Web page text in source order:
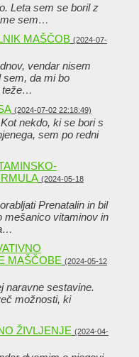
Leta sem se boril z
sem…
MAŠČOB (2024-07-
vendar nisem
sem, da mi bo
teže…
(2024-07-02 22:18:49)
nekdo, ki se bori s
sem po redni
(2024-05-18
Prenatalin in bil
mešanico vitaminov in
MAŠČOBE (2024-05-12
naravne sestavine.
možnosti, ki
ŽIVLJENJE (2024-04-